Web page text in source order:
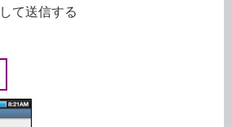
て送信する